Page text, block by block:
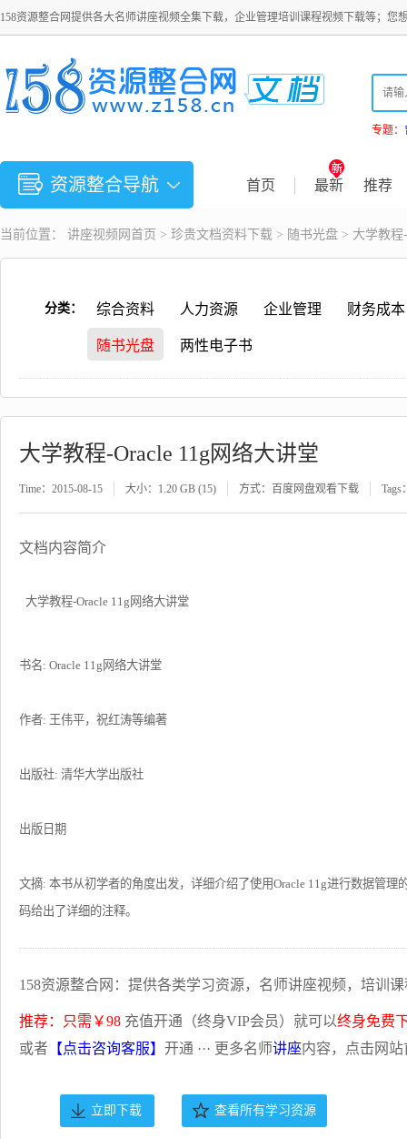
158资源整合网提供各大名师讲座视频全集下载，企业管理培训课程视频下载等；您
专题：
资源整合导航 首页 最新 推荐
当前位置： 讲座视频 网首页 > 珍贵文档资料下载 > 随书光盘 > 大学教程
分类： 综合资料 人力资源 企业管理 财务成本
随书光盘 两性电子书
大学教程-Oracle 11g网络大讲堂
Time：2015-08-15 大小：1.20 GB (15) 方式：百度网盘观看下载 Tags
文档内容简介
大学教程-Oracle 11g网络大讲堂
书名: Oracle 11g网络大讲堂
作者: 王伟平，祝红涛等编著
出版社: 清华大学出版社
出版日期
文摘: 本书从初学者的角度出发，详细介绍了使用Oracle 11g进行数据管
码给出了详细的注释。
158资源整合网：提供各类学习资源，名师讲座视频，培训
推荐：只需￥98 充值开通（终身VIP会员）就可以终身免费
或者 【点击咨询客服】 开通 ··· 更多名师讲座内容，点击网
立即下载 查看所有学习资源